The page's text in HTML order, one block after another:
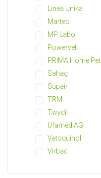
Linea Unika
Martec
MP Labo
Powervet
PRIMA Home Pet
Sahag
Supair
TRM
Twydil
Ufamed AG
Vetoquinol
Virbac